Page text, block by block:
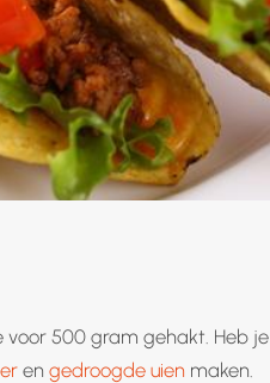
voor 500 gram gehakt. Heb je
en gedroogde uien maken.